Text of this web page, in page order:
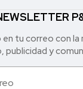
tu correo con la
publicidad y